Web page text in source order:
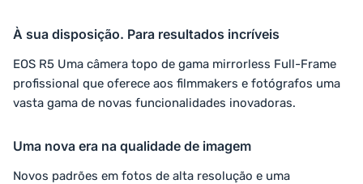
À sua disposição. Para resultados incríveis
EOS R5 Uma câmera topo de gama mirrorless Full-Frame
profissional que oferece aos filmmakers e fotógrafos uma
vasta gama de novas funcionalidades inovadoras.
Uma nova era na qualidade de imagem
Novos padrões em fotos de alta resolução e uma